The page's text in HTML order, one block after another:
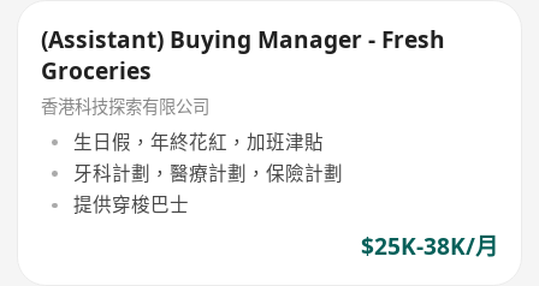
(Assistant) Buying Manager - Fresh
Groceries
香港科技探索有限公司
生日假，年終花紅，加班津貼
牙科計劃，醫療計劃，保險計劃
提供穿梭巴士
$25K-38K/月